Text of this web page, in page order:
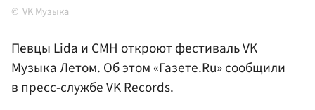
VK Музыка
Певцы Lida и CMH откроют фестиваль VK
Музыка Летом. Об этом «Газете.Ru» сообщили
в пресс-службе VK Records.